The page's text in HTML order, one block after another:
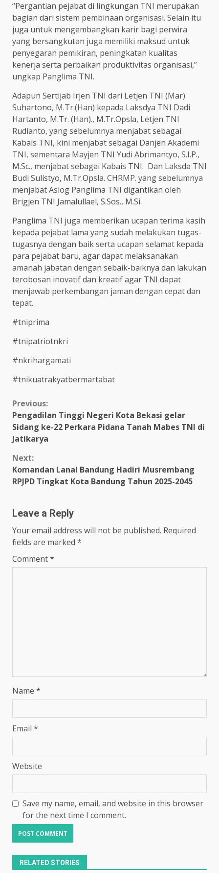
“Pergantian pejabat di lingkungan TNI merupakan
bagian dari sistem pembinaan organisasi. Selain itu
juga untuk mengembangkan karir bagi perwira
yang bersangkutan juga memiliki maksud untuk
penyegaran pemikiran, peningkatan kualitas
kenerja serta perbaikan produktivitas organisasi,”
ungkap Panglima TNI.
Adapun Sertijab Irjen TNI dari Letjen TNI (Mar)
Suhartono, M.Tr.(Han) kepada Laksdya TNI Dadi
Hartanto, M.Tr. (Han)., M.Tr.Opsla, Letjen TNI
Rudianto, yang sebelumnya menjabat sebagai
Kabais TNI, kini menjabat sebagai Danjen Akademi
TNI, sementara Mayjen TNI Yudi Abrimantyo, S.I.P.,
M.Sc., menjabat sebagai Kabais TNI. Dan Laksda TNI
Budi Sulistyo, M.Tr.Opsla. CHRMP. yang sebelumnya
menjabat Aslog Panglima TNI digantikan oleh
Brigjen TNI Jamalullael, S.Sos., M.Si.
Panglima TNI juga memberikan ucapan terima kasih
kepada pejabat lama yang sudah melakukan tugas-
tugasnya dengan baik serta ucapan selamat kepada
para pejabat baru, agar dapat melaksanakan
amanah jabatan dengan sebaik-baiknya dan lakukan
terobosan inovatif dan kreatif agar TNI dapat
menjawab perkembangan jaman dengan cepat dan
tepat.
#tniprima
#tnipatriotnkri
#nkrihargamati
#tnikuatrakyatbermartabat
Continue
Reading
Previous:
Pengadilan Tinggi Negeri Kota Bekasi gelar
Sidang ke-22 Perkara Pidana Tanah Mabes TNI di
Jatikarya
Next:
Komandan Lanal Bandung Hadiri Musrembang
RPJPD Tingkat Kota Bandung Tahun 2025-2045
Leave a Reply
Your email address will not be published. Required
fields are marked *
Comment*
Name *
Email *
Website
Save my name, email, and website in this browser
for the next time I comment.
RELATED STORIES